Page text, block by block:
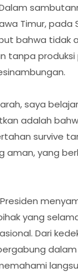
Timur, pada
bahwa tidak
tanpa produksi
saya
adalah
survive
aman, yang
yang
Dari